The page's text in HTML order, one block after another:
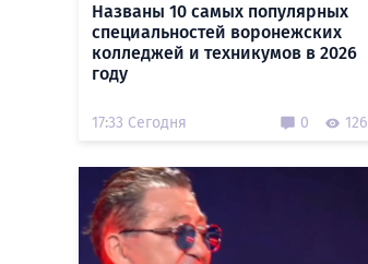
Названы 10 самых популярных
специальностей воронежских
колледжей и техникумов в 2026
году
17:33 Сегодня 0 126